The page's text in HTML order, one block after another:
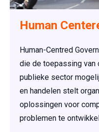
Human
Human-Centred
die de toepassing
publieke sector
en handelen stelt
oplossingen voor
problemen te